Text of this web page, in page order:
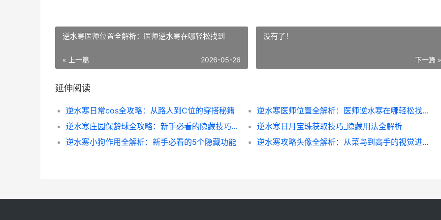
逆水寒医师位置全解析：医师逆水寒在哪轻松找到
« 上一篇 2026-05-26
没有了！
下一篇 »
延伸阅读
逆水寒日常cos全攻略：从路人到C位的穿搭秘籍
逆水寒医师位置全解析：医师逆水寒在哪轻松找到
逆水寒庄园保龄球全攻略：新手必看的隐藏技巧与实战心得
逆水寒日月宝珠获取技巧_隐藏用法全解析
逆水寒小狗作用全解析：新手必看的5个隐藏功能
逆水寒攻略头像全解析：从菜鸟到高手的视觉进阶指南